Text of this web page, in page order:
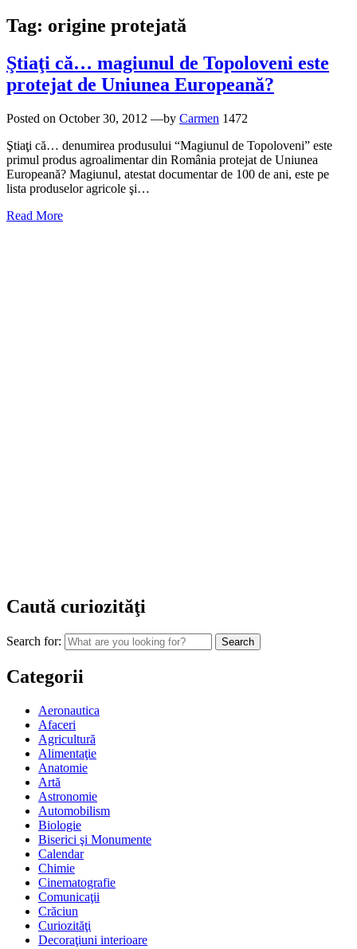
Tag: origine protejată
Ştiaţi că… magiunul de Topoloveni este
protejat de Uniunea Europeană?
Posted on October 30, 2012 —by Carmen 1472
Ştiaţi că… denumirea produsului “Magiunul de Topoloveni” este
primul produs agroalimentar din România protejat de Uniunea
Europeană? Magiunul, atestat documentar de 100 de ani, este pe
lista produselor agricole şi…
Read More
Caută curiozităţi
Search for:
Categorii
Aeronautica
Afaceri
Agricultură
Alimentaţie
Anatomie
Artă
Astronomie
Automobilism
Biologie
Biserici şi Monumente
Calendar
Chimie
Cinematografie
Comunicaţii
Crăciun
Curiozităţi
Decoraţiuni interioare